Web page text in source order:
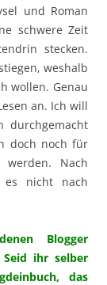
und Roman
schwere Zeit
stecken.
weshalb
wollen. Genau
an. Ich will
durchgemacht
doch noch für
werden. Nach
es nicht nach
Blogger
Seid ihr selber
das